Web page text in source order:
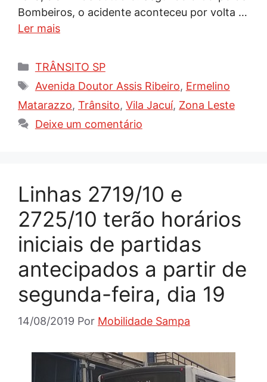
Bombeiros, o acidente aconteceu por volta …
Ler mais
Categorias
TRÂNSITO SP
Tags
Avenida Doutor Assis Ribeiro, Ermelino
Matarazzo, Trânsito, Vila Jacuí, Zona Leste
Deixe um comentário
Linhas 2719/10 e
2725/10 terão horários
iniciais de partidas
antecipados a partir de
segunda-feira, dia 19
14/08/2019 Por Mobilidade Sampa